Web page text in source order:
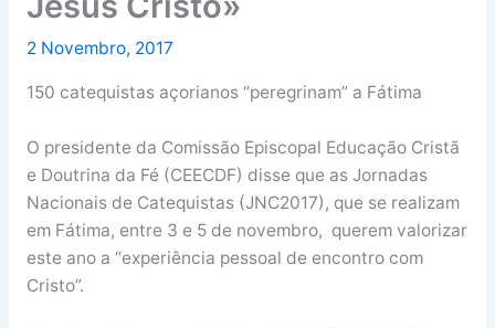
2 Novembro, 2017
150 catequistas açorianos “peregrinam” a Fátima
O presidente da Comissão Episcopal Educação Cristã
e Doutrina da Fé (CEECDF) disse que as Jornadas
Nacionais de Catequistas (JNC2017), que se realizam
em Fátima, entre 3 e 5 de novembro, querem valorizar
este ano a “experiência pessoal de encontro com
Cristo”.